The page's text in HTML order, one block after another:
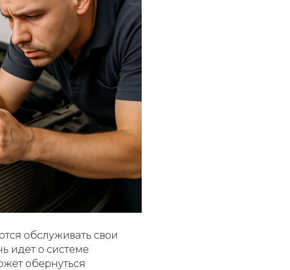
обслуживать свои
идёт о системе
обернуться